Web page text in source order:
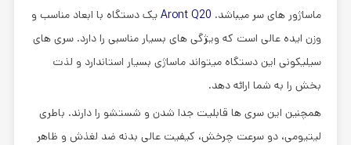
ماساژور های سر میباشد. Aront Q20یک دستگاه با ابعاد مناسب و
وزن ایده عالی است که ویژگی های بسیار مناسبی را دارد. سری های
سیلیکونی این دستگاه میتواند ماساژی بسیار استاندارد و لذت
بخش را به شما ارائه دهد.
همچنین این سری ها قابلیت جدا شدن و شستشو را دارند. باطری
لیتیومی، دو سرعت چرخش، کیفیت عالی بدنه ضد لغذش و ظاهر